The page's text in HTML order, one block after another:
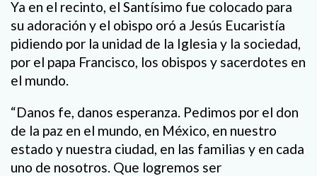
Ya en el recinto, el Santísimo fue colocado para
su adoración y el obispo oró a Jesús Eucaristía
pidiendo por la unidad de la Iglesia y la sociedad,
por el papa Francisco, los obispos y sacerdotes en
el mundo.
“Danos fe, danos esperanza. Pedimos por el don
de la paz en el mundo, en México, en nuestro
estado y nuestra ciudad, en las familias y en cada
uno de nosotros. Que logremos ser